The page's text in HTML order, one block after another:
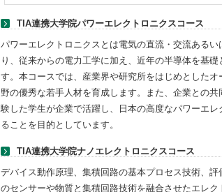
TIA連携大学院パワーエレクトロニクスコース
パワーエレクトロニクスとは電気の直流・交流ある
り、従来からの電力工学に加え、近年の半導体を基
す。本コースでは、産業界や研究所をはじめとした
野の優秀な若手人材を育成します。また、企業との
験した学生が企業で活躍し、日本の高度なパワーエ
ることを目的としています。
TIA連携大学院ナノエレクトロニクスコース
デバイス動作原理、集積回路の基本プロセス技術、
のセンサーや物質と集積回路技術を融合させたエレ